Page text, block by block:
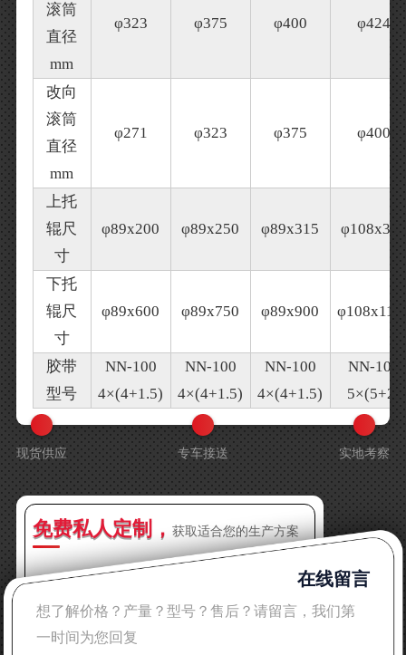
滚筒
直径
mm
φ323 φ375 φ400 φ424
改向
滚筒
直径
mm
φ271 φ323 φ375 φ400
上托
辊尺
寸
φ89x200 φ89x250 φ89x315
下托
辊尺
寸
φ89x600 φ89x750 φ89x900
胶带
型号
NN-100
4×(4+1.5)
NN-100
4×(4+1.5)
NN-100
4×(4+1.5)
NN-100
5×(5+2)
现货供应 专车接送 实地考察
免费私人定制， 获取适合您的生产方案
在线留言
想了解价格？产量？型号？售后？请留言，我们第
一时间为您回复